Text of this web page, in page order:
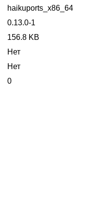
haikuports_x86_64
0.13.0-1
156.8 KB
Нет
Нет
0